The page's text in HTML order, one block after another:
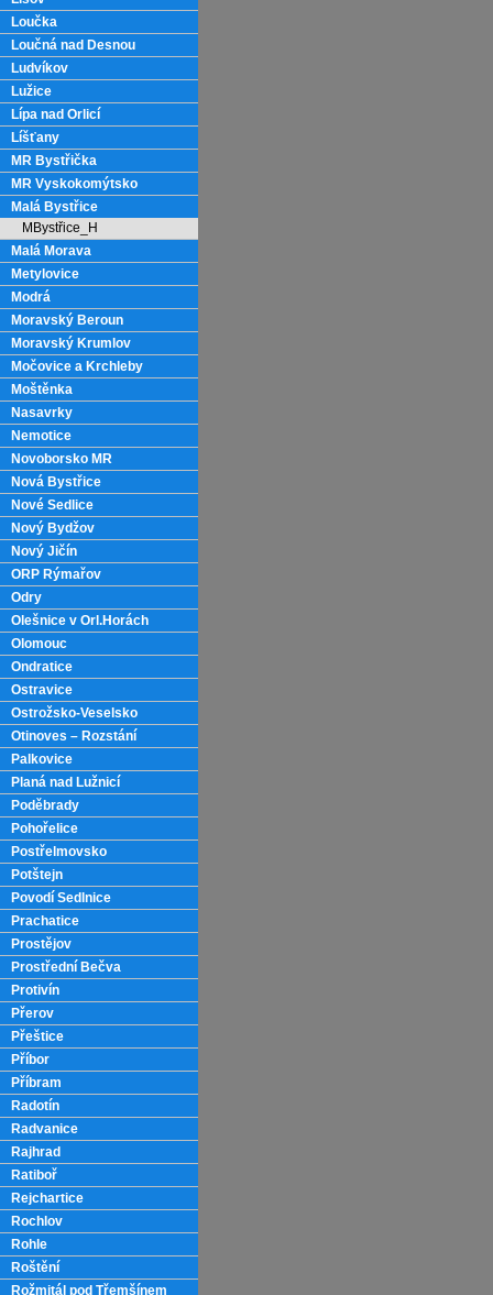
Loučka
Loučná nad Desnou
Ludvíkov
Lužice
Lípa nad Orlicí
Líšťany
MR Bystřička
MR Vyskokomýtsko
Malá Bystřice
MBystřice_H
Malá Morava
Metylovice
Modrá
Moravský Beroun
Moravský Krumlov
Močovice a Krchleby
Moštěnka
Nasavrky
Nemotice
Novoborsko MR
Nová Bystřice
Nové Sedlice
Nový Bydžov
Nový Jičín
ORP Rýmařov
Odry
Olešnice v Orl.Horách
Olomouc
Ondratice
Ostravice
Ostrožsko-Veselsko
Otinoves – Rozstání
Palkovice
Planá nad Lužnicí
Poděbrady
Pohořelice
Postřelmovsko
Potštejn
Povodí Sedlnice
Prachatice
Prostějov
Prostřední Bečva
Protivín
Přerov
Přeštice
Příbor
Příbram
Radotín
Radvanice
Rajhrad
Ratiboř
Rejchartice
Rochlov
Rohle
Roštění
Rožmitál pod Třemšínem